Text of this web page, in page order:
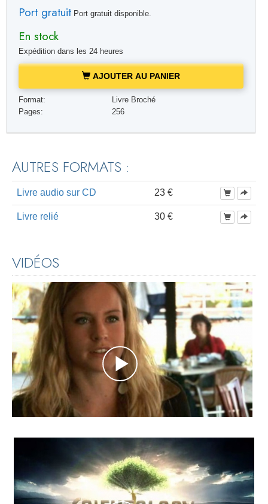
Port gratuitPort gratuit disponible.
En stock
Expédition dans les 24 heures
AJOUTER AU PANIER
Format:
Livre Broché
Pages:
256
AUTRES FORMATS :
Livre audio sur CD 23 €
Livre relié 30 €
VIDÉOS